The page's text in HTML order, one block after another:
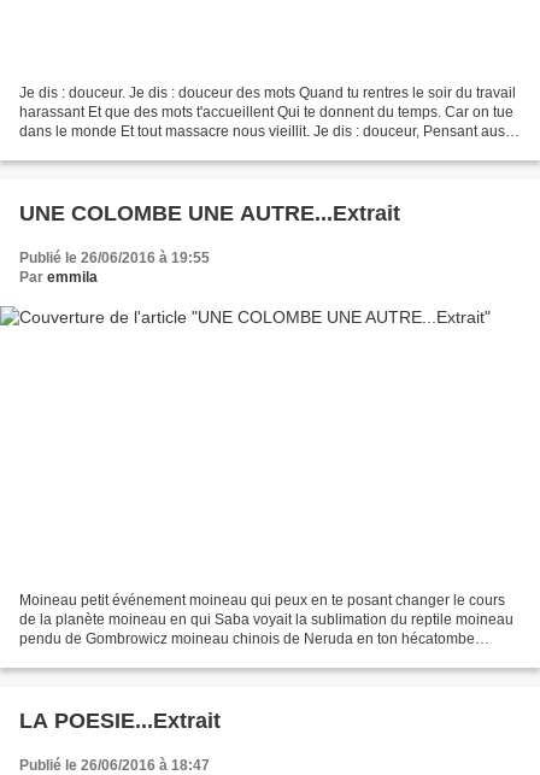
Je dis : douceur. Je dis : douceur des mots Quand tu rentres le soir du travail
harassant Et que des mots t'accueillent Qui te donnent du temps. Car on tue
dans le monde Et tout massacre nous vieillit. Je dis : douceur, Pensant aussi
UNE COLOMBE UNE AUTRE...Extrait
Publié le 26/06/2016 à 19:55
Par emmila
Moineau petit événement moineau qui peux en te posant changer le cours
de la planète moineau en qui Saba voyait la sublimation du reptile moineau
pendu de Gombrowicz moineau chinois de Neruda en ton hécatombe
LA POESIE...Extrait
Publié le 26/06/2016 à 18:47